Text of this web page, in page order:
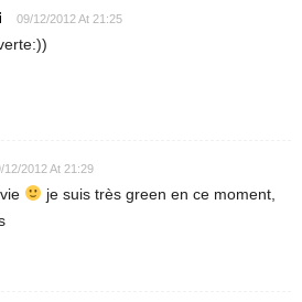
09/12/2012 At 21:25
12/2012 At 21:29
je suis très green en ce moment,